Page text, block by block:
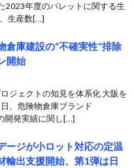
2023年度のパレットに関する生
生産数[…]
倉庫建設の“不確実性”排除
開始
ジェクトの知見を体系化 大阪を
、危険物倉庫ブランド
開発実績に関し[…]
ージが小ロット対応の定温
輸出支援開始、第1弾は日